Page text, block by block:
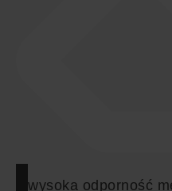
wysoka odporność